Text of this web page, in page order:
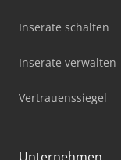
Haas Vf-5/50
Inserate schalten
Inserate verwalten
Vertrauenssiegel